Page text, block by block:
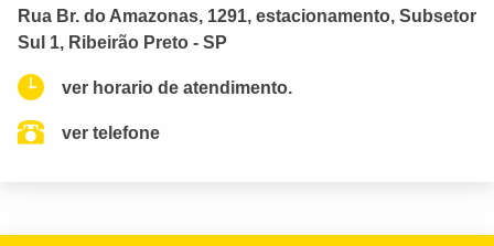
Rua Br. do Amazonas, 1291, estacionamento, Subsetor
Sul 1, Ribeirão Preto - SP
ver horario de atendimento.
ver telefone